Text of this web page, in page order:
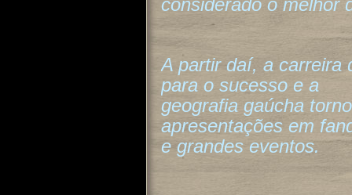
considerado o melhor
A partir daí, a carreira
para o sucesso e a
geografia gaúcha
apresentações em
e grandes eventos.